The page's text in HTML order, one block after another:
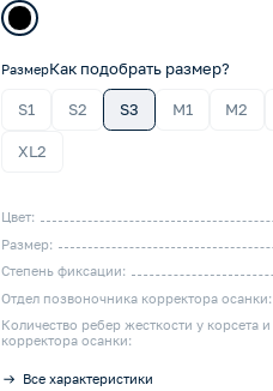
РазмерКак подобрать размер?
S1 S2 S3 M1 M2
XL2
Цвет:
Размер:
Степень фиксации:
Отдел позвоночника корректора осанки:
Количество ребер жесткости у корсета и
корректора осанки:
Все характеристики